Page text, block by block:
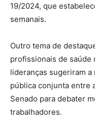
19/2024, que
semanais.
Outro tema de
profissionais de saúde
lideranças sugeriram
pública conjunta entre
Senado para debater
trabalhadores.